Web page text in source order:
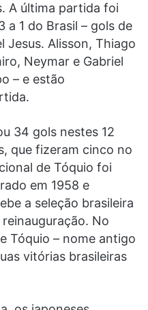
A última partida foi
a 1 do Brasil – gols de
Jesus. Alisson, Thiago
Neymar e Gabriel
– e estão
34 gols nestes 12
que fizeram cinco no
de Tóquio foi
em 1958 e
a seleção brasileira
No
Tóquio – nome antigo
vitórias brasileiras